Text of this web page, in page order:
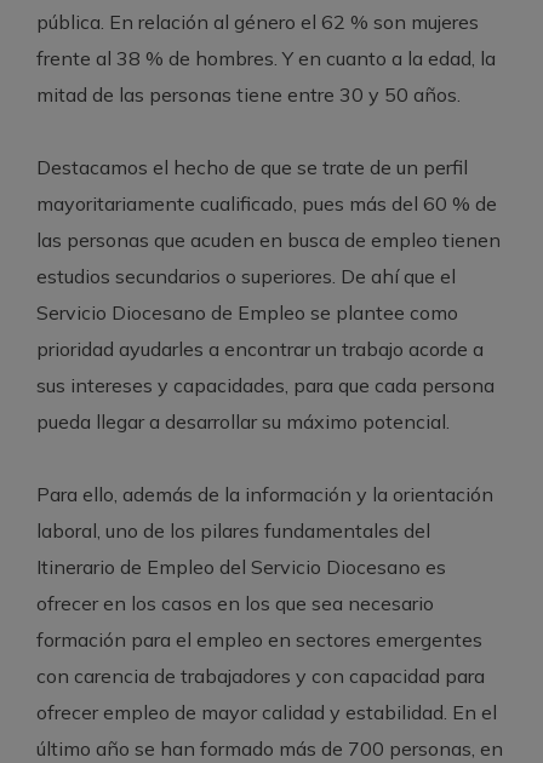
pública. En relación al género el 62 % son mujeres
frente al 38 % de hombres. Y en cuanto a la edad, la
mitad de las personas tiene entre 30 y 50 años.
Destacamos el hecho de que se trate de un perfil
mayoritariamente cualificado, pues más del 60 % de
las personas que acuden en busca de empleo tienen
estudios secundarios o superiores. De ahí que el
Servicio Diocesano de Empleo se plantee como
prioridad ayudarles a encontrar un trabajo acorde a
sus intereses y capacidades, para que cada persona
pueda llegar a desarrollar su máximo potencial.
Para ello, además de la información y la orientación
laboral, uno de los pilares fundamentales del
Itinerario de Empleo del Servicio Diocesano es
ofrecer en los casos en los que sea necesario
formación para el empleo en sectores emergentes
con carencia de trabajadores y con capacidad para
ofrecer empleo de mayor calidad y estabilidad. En el
último año se han formado más de 700 personas, en